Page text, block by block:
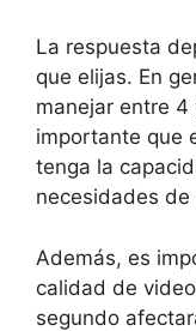
La respuesta
que elijas. En
manejar entre 4
importante que
tenga la
necesidades
Además, es
calidad de
segundo